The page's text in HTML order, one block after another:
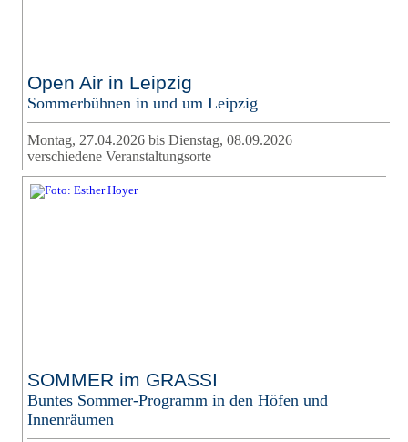
Open Air in Leipzig
Sommerbühnen in und um Leipzig
Montag, 27.04.2026 bis Dienstag, 08.09.2026
verschiedene Veranstaltungsorte
SOMMER im GRASSI
Buntes Sommer-Programm in den Höfen und
Innenräumen